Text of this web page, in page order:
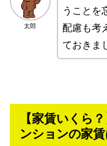
太郎
うことを
配慮も考
ておきま
【家賃いくら
ンションの家